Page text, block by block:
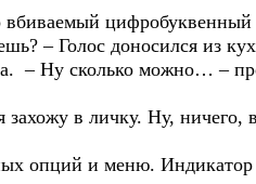
– Голос доносился из
– Ну сколько можно… –
захожу в личку. Ну,
опций и меню. Индикатор